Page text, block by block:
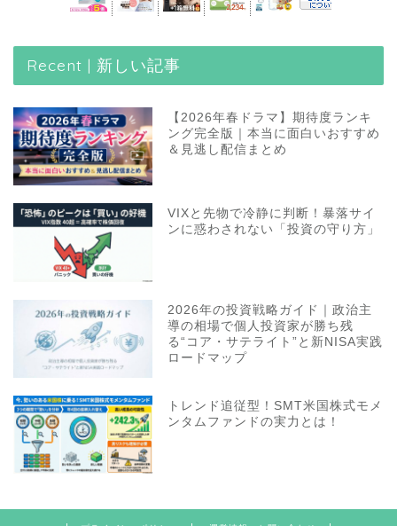
Recent | 新しい記事
【2026年春ドラマ】期待度ランキ
ング完全版｜本当に面白いおすすめ
＆見逃し配信まとめ
VIXと先物で冷静に判断！暴落サイ
ンに惑わされない「投資の守り方」
2026年の投資戦略ガイド｜政治主
導の相場で個人投資家が勝ち残
る“コア・サテライト”と新NISA実践
ロードマップ
トレンド追従型！SMT米国株式モメ
ンタムファンドの実力とは！